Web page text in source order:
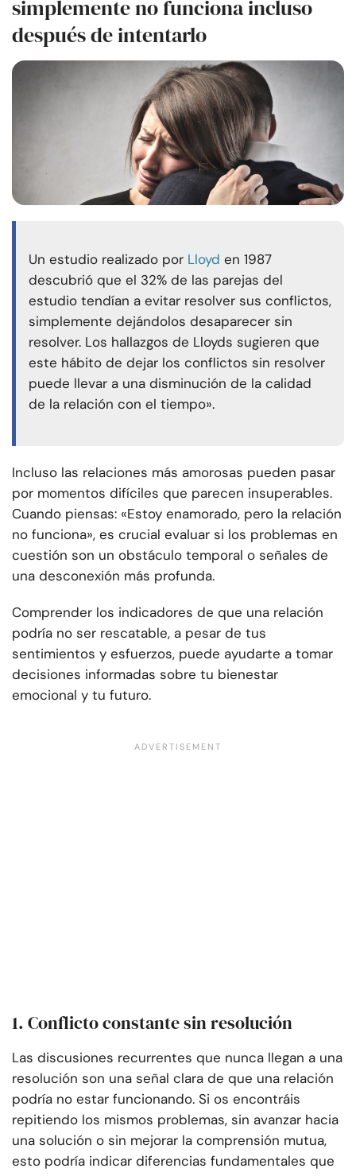
simplemente no funciona incluso
después de intentarlo
Un estudio realizado por Lloyd en 1987
descubrió que el 32% de las parejas del
estudio tendían a evitar resolver sus conflictos,
simplemente dejándolos desaparecer sin
resolver. Los hallazgos de Lloyds sugieren que
este hábito de dejar los conflictos sin resolver
puede llevar a una disminución de la calidad
de la relación con el tiempo».
Incluso las relaciones más amorosas pueden pasar
por momentos difíciles que parecen insuperables.
Cuando piensas: «Estoy enamorado, pero la relación
no funciona», es crucial evaluar si los problemas en
cuestión son un obstáculo temporal o señales de
una desconexión más profunda.
Comprender los indicadores de que una relación
podría no ser rescatable, a pesar de tus
sentimientos y esfuerzos, puede ayudarte a tomar
decisiones informadas sobre tu bienestar
emocional y tu futuro.
1. Conflicto constante sin resolución
Las discusiones recurrentes que nunca llegan a una
resolución son una señal clara de que una relación
podría no estar funcionando. Si os encontráis
repitiendo los mismos problemas, sin avanzar hacia
una solución o sin mejorar la comprensión mutua,
esto podría indicar diferencias fundamentales que